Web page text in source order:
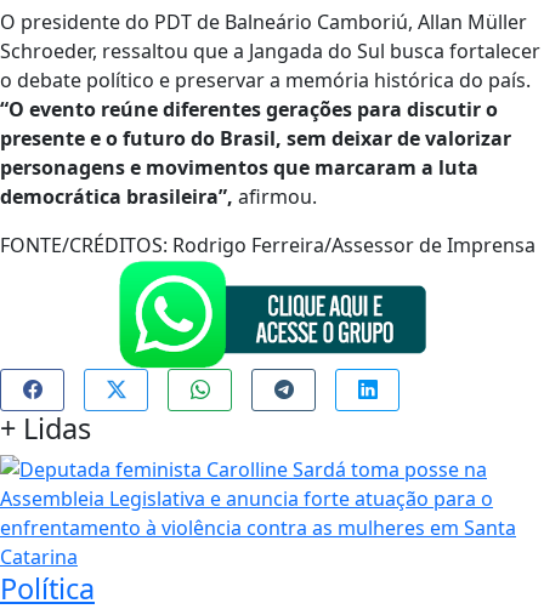
O presidente do PDT de Balneário Camboriú, Allan Müller
Schroeder, ressaltou que a Jangada do Sul busca fortalecer
o debate político e preservar a memória histórica do país.
“O evento reúne diferentes gerações para discutir o
presente e o futuro do Brasil, sem deixar de valorizar
personagens e movimentos que marcaram a luta
democrática brasileira”, afirmou.
FONTE/CRÉDITOS: Rodrigo Ferreira/Assessor de Imprensa
+ Lidas
Política